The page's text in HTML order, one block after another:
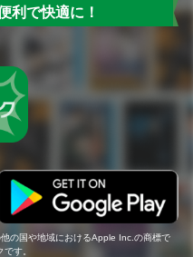
利で快適に！
の国や地域におけるApple Inc.の商標で
す。